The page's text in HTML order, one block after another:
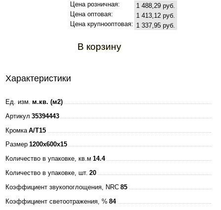
Цена розничная:
1 488,29 руб.
Цена оптовая:
1 413,12 руб.
Цена крупнооптовая: 1 337,95 руб.
В корзину
Характеристики
Ед. изм. м.кв. (м2)
Артикул 35394443
Кромка A/T15
Размер 1200x600x15
Количество в упаковке, кв.м 14.4
Количество в упаковке, шт. 20
Коэффициент звукопоглощения, NRC 85
Коэффициент светоотражения, % 84